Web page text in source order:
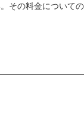
その料金についての